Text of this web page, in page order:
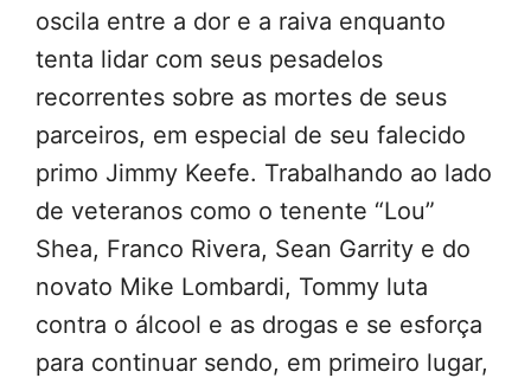
oscila entre a dor e a raiva enquanto
tenta lidar com seus pesadelos
recorrentes sobre as mortes de seus
parceiros, em especial de seu falecido
primo Jimmy Keefe. Trabalhando ao lado
de veteranos como o tenente “Lou”
Shea, Franco Rivera, Sean Garrity e do
novato Mike Lombardi, Tommy luta
contra o álcool e as drogas e se esforça
para continuar sendo, em primeiro lugar,